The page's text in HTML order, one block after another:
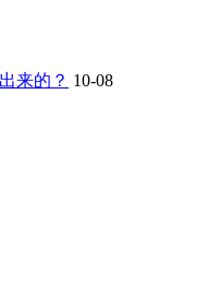
来的？ 10-08